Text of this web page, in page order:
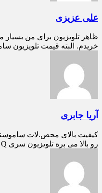
علی عزیزی
ظاهر تلویزیون برای من
خریدم. البته قیمت تلویزیون
آریا جابری
کیفیت بالای محص.لات
رو بالا می بره تلویزیون سری Q سامسونگ بهترینن